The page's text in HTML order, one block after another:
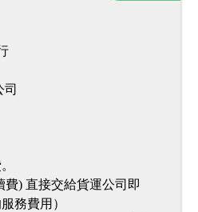
) 直接交給貨運公司即
務費用）